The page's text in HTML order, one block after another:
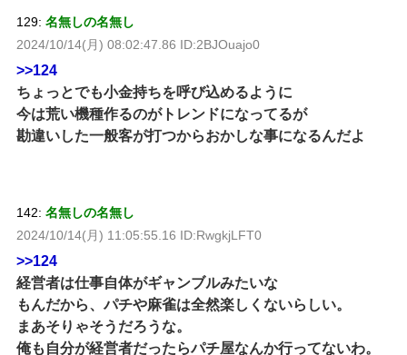
129: 名無しの名無し
2024/10/14(月) 08:02:47.86 ID:2BJOuajo0
>>124
ちょっとでも小金持ちを呼び込めるように
今は荒い機種作るのがトレンドになってるが
勘違いした一般客が打つからおかしな事になるんだよ
142: 名無しの名無し
2024/10/14(月) 11:05:55.16 ID:RwgkjLFT0
>>124
経営者は仕事自体がギャンブルみたいな
もんだから、パチや麻雀は全然楽しくないらしい。
まあそりゃそうだろうな。
俺も自分が経営者だったらパチ屋なんか行ってないわ。